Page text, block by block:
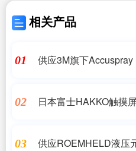
相关产品
01 供应3M旗下
02 日本富士HAKKO触摸
03 供应ROEMHELD液压